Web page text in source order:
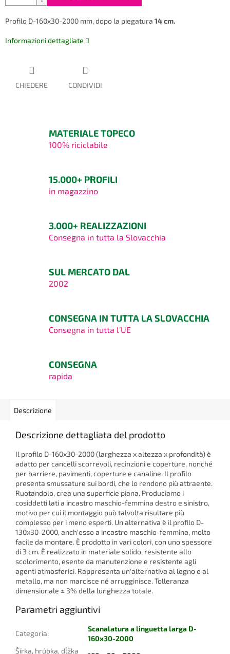
Profilo D-160x30-2000 mm, dopo la piegatura 14 cm.
Informazioni dettagliate
CHIEDERE CONDIVIDI
MATERIALE TOPECO
100% riciclabile
15.000+ PROFILI
in magazzino
3.000+ REALIZZAZIONI
Consegna in tutta la Slovacchia
SUL MERCATO DAL
2002
CONSEGNA IN TUTTA LA SLOVACCHIA
Consegna in tutta l’UE
CONSEGNA
rapida
Descrizione
Descrizione dettagliata del prodotto
Il profilo D-160x30-2000 (larghezza x altezza x profondità) è
adatto per cancelli scorrevoli, recinzioni e coperture, nonché
per barriere, pavimenti, coperture e canaline. Il profilo
presenta smussature sui bordi, che lo rendono più attraente.
Ruotandolo, crea una superficie piana. Produciamo i
cosiddetti lati a incastro maschio-femmina destro e sinistro,
motivo per cui il montaggio può talvolta risultare più
complesso per i meno esperti. Un'alternativa è il profilo D-
130x30-2000, anch'esso a incastro maschio-femmina, molto
facile da montare. È prodotto in vari colori, con uno spessore
di 3 cm. È realizzato in materiale solido, resistente allo
scolorimento, esente da manutenzione e resistente agli
agenti atmosferici. Rappresenta un'alternativa al legno e al
metallo, ma non marcisce né arrugginisce. Tolleranza
dimensionale ± 3% della lunghezza totale.
Parametri aggiuntivi
Categoria:
Scanalatura a linguetta larga D-
160x30-2000
Šírka, hrúbka, dĺžka